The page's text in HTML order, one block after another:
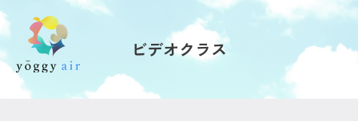
受講の流れ
ビデオクラス